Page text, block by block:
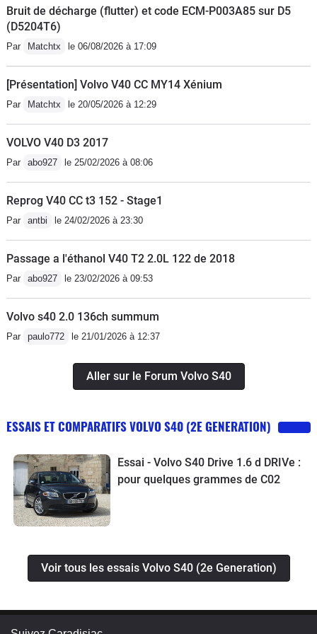
dangereuse. S40 td testé pendant 3
Bruit de décharge (flutter) et code ECM-P003A85 sur D5
(D5204T6)
Par Matchtx le 06/08/2026 à 17:09
[Présentation] Volvo V40 CC MY14 Xénium
Par Matchtx le 20/05/2026 à 12:29
VOLVO V40 D3 2017
Par abo927 le 25/02/2026 à 08:06
Reprog V40 CC t3 152 - Stage1
Par antbi le 24/02/2026 à 23:30
Passage a l'éthanol V40 T2 2.0L 122 de 2018
Par abo927 le 23/02/2026 à 09:53
Volvo s40 2.0 136ch summum
Par paulo772 le 21/01/2026 à 12:37
Aller sur le Forum Volvo S40
ESSAIS ET COMPARATIFS VOLVO S40 (2E GENERATION)
Essai - Volvo S40 Drive 1.6 d DRIVe :
pour quelques grammes de C02
Voir tous les essais Volvo S40 (2e Generation)